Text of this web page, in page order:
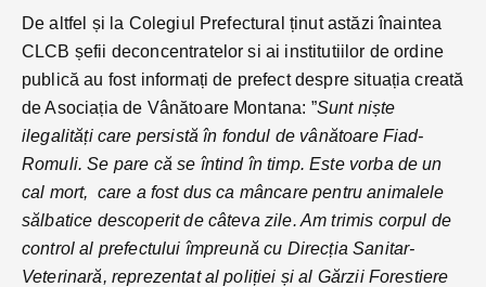
De altfel și la Colegiul Prefectural ținut astăzi înaintea
CLCB șefii deconcentratelor si ai institutiilor de ordine
publică au fost informați de prefect despre situația creată
de Asociația de Vânătoare Montana: ”Sunt niște
ilegalități care persistă în fondul de vânătoare Fiad-
Romuli. Se pare că se întind în timp. Este vorba de un
cal mort, care a fost dus ca mâncare pentru animalele
sălbatice descoperit de câteva zile. Am trimis corpul de
control al prefectului împreună cu Direcția Sanitar-
Veterinară, reprezentat al poliției și al Gărzii Forestiere